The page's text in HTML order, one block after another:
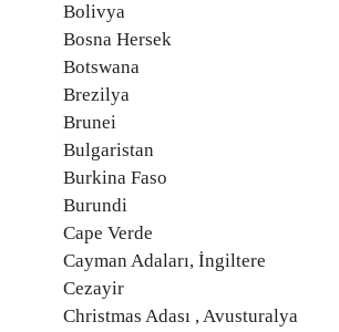
Bolivya
Bosna Hersek
Botswana
Brezilya
Brunei
Bulgaristan
Burkina Faso
Burundi
Cape Verde
Cayman Adaları, İngiltere
Cezayir
Christmas Adası , Avusturalya